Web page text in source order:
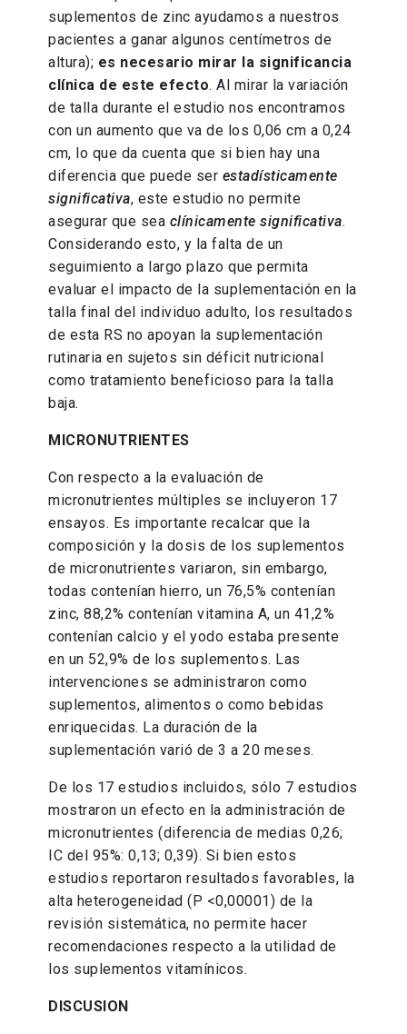
suplementos de zinc ayudamos a nuestros
pacientes a ganar algunos centímetros de
altura); es necesario mirar la significancia
clínica de este efecto. Al mirar la variación
de talla durante el estudio nos encontramos
con un aumento que va de los 0,06 cm a 0,24
cm, lo que da cuenta que si bien hay una
diferencia que puede ser estadísticamente
significativa, este estudio no permite
asegurar que sea clínicamente significativa.
Considerando esto, y la falta de un
seguimiento a largo plazo que permita
evaluar el impacto de la suplementación en la
talla final del individuo adulto, los resultados
de esta RS no apoyan la suplementación
rutinaria en sujetos sin déficit nutricional
como tratamiento beneficioso para la talla
baja.
MICRONUTRIENTES
Con respecto a la evaluación de
micronutrientes múltiples se incluyeron 17
ensayos. Es importante recalcar que la
composición y la dosis de los suplementos
de micronutrientes variaron, sin embargo,
todas contenían hierro, un 76,5% contenían
zinc, 88,2% contenían vitamina A, un 41,2%
contenían calcio y el yodo estaba presente
en un 52,9% de los suplementos. Las
intervenciones se administraron como
suplementos, alimentos o como bebidas
enriquecidas. La duración de la
suplementación varió de 3 a 20 meses.
De los 17 estudios incluidos, sólo 7 estudios
mostraron un efecto en la administración de
micronutrientes (diferencia de medias 0,26;
IC del 95%: 0,13; 0,39). Si bien estos
estudios reportaron resultados favorables, la
alta heterogeneidad (P <0,00001) de la
revisión sistemática, no permite hacer
recomendaciones respecto a la utilidad de
los suplementos vitamínicos.
DISCUSION